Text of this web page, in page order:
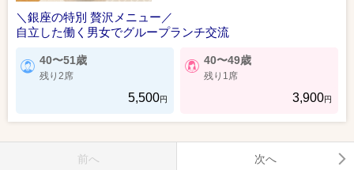
＼銀座の特別 贅沢メニュー／
自立した働く男女でグループランチ交流
40〜51歳
残り2席
5,500円
40〜49歳
残り1席
3,900円
前へ 次へ